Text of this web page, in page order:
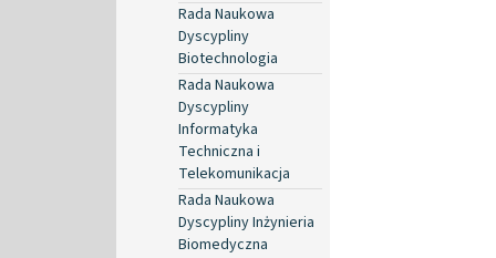
Rada Naukowa
Dyscypliny
Biotechnologia
Rada Naukowa
Dyscypliny
Informatyka
Techniczna i
Telekomunikacja
Rada Naukowa
Dyscypliny Inżynieria
Biomedyczna